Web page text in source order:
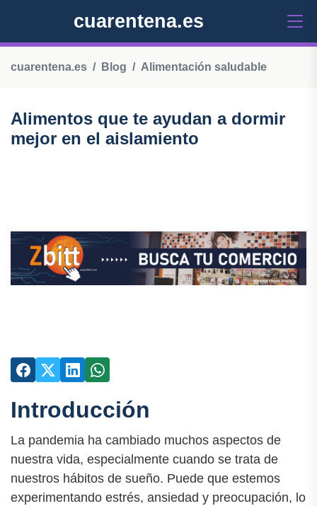
cuarentena.es
cuarentena.es Blog Alimentación saludable
Alimentos que te ayudan a dormir
mejor en el aislamiento
Introducción
La pandemia ha cambiado muchos aspectos de
nuestra vida, especialmente cuando se trata de
nuestros hábitos de sueño. Puede que estemos
experimentando estrés, ansiedad y preocupación, lo